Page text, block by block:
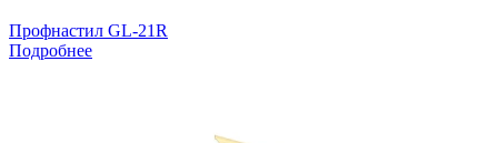
Профнастил GL-21R
Подробнее